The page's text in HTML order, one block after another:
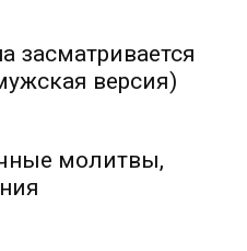
засматривается
версия)
молитвы,